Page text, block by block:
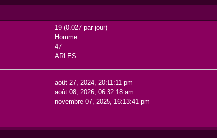
19 (0.027 par jour)
Homme
47
ARLES
août 27, 2024, 20:11:11 pm
août 08, 2026, 06:32:18 am
novembre 07, 2025, 16:13:41 pm